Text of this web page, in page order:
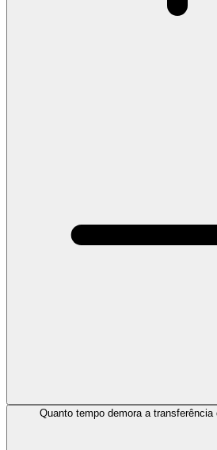
Quanto tempo demora a